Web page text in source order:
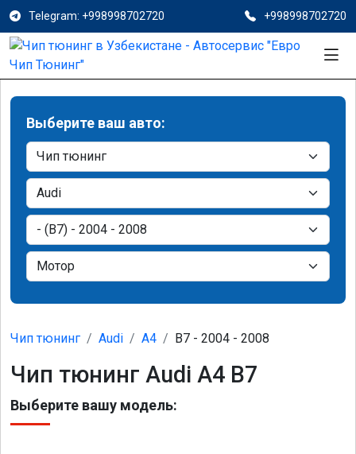
Telegram: +998998702720 +998998702720
Выберите ваш авто:
Чип тюнинг Audi A4 B7 - 2004 - 2008
Чип тюнинг Audi A4 B7
Выберите вашу модель: